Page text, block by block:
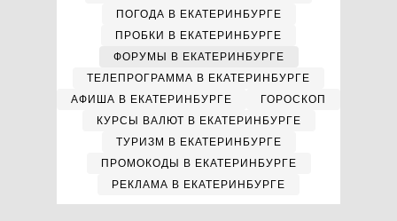
ПОГОДА В ЕКАТЕРИНБУРГЕ
ПРОБКИ В ЕКАТЕРИНБУРГЕ
ФОРУМЫ В ЕКАТЕРИНБУРГЕ
ТЕЛЕПРОГРАММА В ЕКАТЕРИНБУРГЕ
АФИША В ЕКАТЕРИНБУРГЕ
ГОРОСКОП
КУРСЫ ВАЛЮТ В ЕКАТЕРИНБУРГЕ
ТУРИЗМ В ЕКАТЕРИНБУРГЕ
ПРОМОКОДЫ В ЕКАТЕРИНБУРГЕ
РЕКЛАМА В ЕКАТЕРИНБУРГЕ